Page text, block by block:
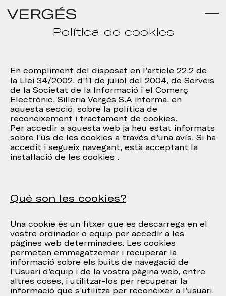
Política de cookies
En compliment del disposat en l’article 22.2 de
la Llei 34/2002, d’11 de juliol del 2004, de Serveis
de la Societat de la Informació i el Comerç
Electrònic, Silleria Vergés S.A informa, en
aquesta secció, sobre la política de
reconeixement i tractament de cookies.
Per accedir a aquesta web ja heu estat informats
sobre l’ús de les cookies a través d’una avís. Si ha
accedit i segueix navegant, està acceptant la
instal·lació de les cookies .
Qué son les cookies?
Una cookie és un fitxer que es descarrega en el
vostre ordinador o equip per accedir a les
pàgines web determinades. Les cookies
permeten emmagatzemar i recuperar la
informació sobre els buits de navegació de
l’Usuari d’equip i de la vostra pàgina web, entre
altres coses, i utilitzar-los per recuperar la
informació que s’utilitza per reconèixer a l’usuari.